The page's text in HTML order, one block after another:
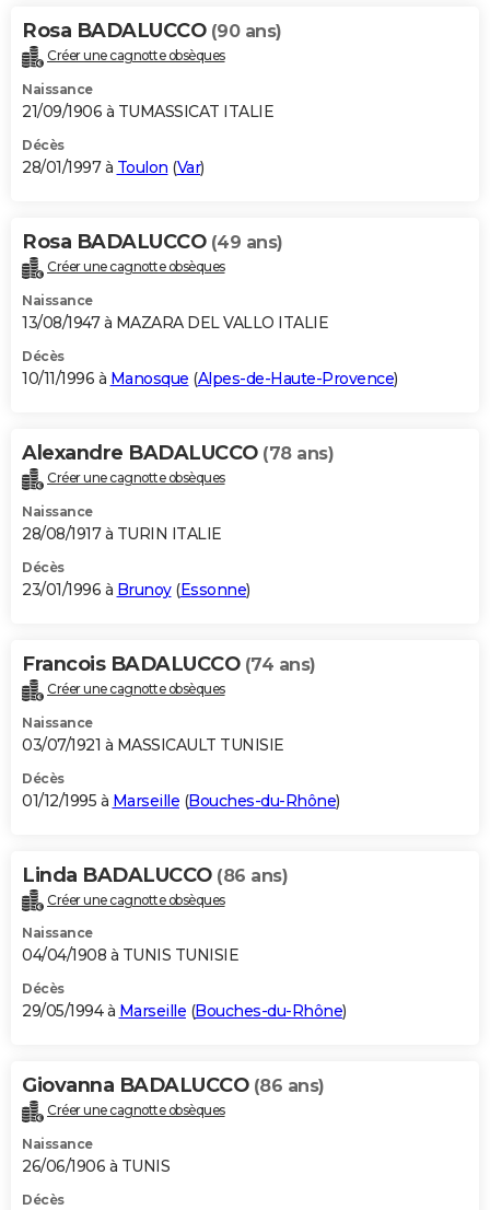
Rosa BADALUCCO (90 ans)
Créer une cagnotte obsèques
Naissance
21/09/1906 à TUMASSICAT ITALIE
Décès
28/01/1997 à Toulon (Var)
Rosa BADALUCCO (49 ans)
Créer une cagnotte obsèques
Naissance
13/08/1947 à MAZARA DEL VALLO ITALIE
Décès
10/11/1996 à Manosque (Alpes-de-Haute-Provence)
Alexandre BADALUCCO (78 ans)
Créer une cagnotte obsèques
Naissance
28/08/1917 à TURIN ITALIE
Décès
23/01/1996 à Brunoy(Essonne)
Francois BADALUCCO (74 ans)
Créer une cagnotte obsèques
Naissance
03/07/1921 à MASSICAULT TUNISIE
Décès
01/12/1995 à Marseille (Bouches-du-Rhône)
Linda BADALUCCO (86 ans)
Créer une cagnotte obsèques
Naissance
04/04/1908 à TUNIS TUNISIE
Décès
29/05/1994 à Marseille (Bouches-du-Rhône)
Giovanna BADALUCCO (86 ans)
Créer une cagnotte obsèques
Naissance
26/06/1906 à TUNIS
Décès